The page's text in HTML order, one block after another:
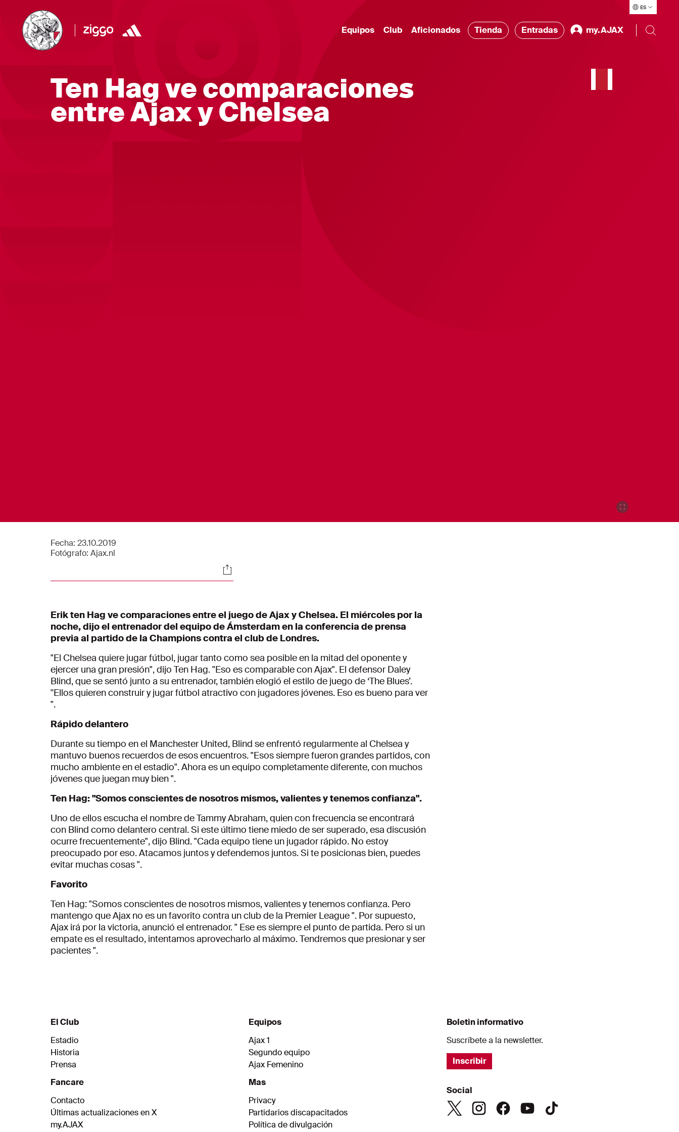
ES
Equipos Club Aficionados Tienda Entradas my.AJAX
Ten Hag ve comparaciones
entre Ajax y Chelsea
Fecha: 23.10.2019
Fotógrafo: Ajax.nl
Sociales
Erik ten Hag ve comparaciones entre el juego de Ajax y Chelsea. El miércoles por la
noche, dijo el entrenador del equipo de Ámsterdam en la conferencia de prensa
previa al partido de la Champions contra el club de Londres.
"El Chelsea quiere jugar fútbol, jugar tanto como sea posible en la mitad del oponente y
ejercer una gran presión", dijo Ten Hag. "Eso es comparable con Ajax". El defensor Daley
Blind, que se sentó junto a su entrenador, también elogió el estilo de juego de ‘The Blues’.
''Ellos quieren construir y jugar fútbol atractivo con jugadores jóvenes. Eso es bueno para ver
".
Rápido delantero
Durante su tiempo en el Manchester United, Blind se enfrentó regularmente al Chelsea y
mantuvo buenos recuerdos de esos encuentros. "Esos siempre fueron grandes partidos, con
mucho ambiente en el estadio". Ahora es un equipo completamente diferente, con muchos
jóvenes que juegan muy bien ".
Ten Hag: "Somos conscientes de nosotros mismos, valientes y tenemos confianza".
Uno de ellos escucha el nombre de Tammy Abraham, quien con frecuencia se encontrará
con Blind como delantero central. Si este último tiene miedo de ser superado, esa discusión
ocurre frecuentemente", dijo Blind. "Cada equipo tiene un jugador rápido. No estoy
preocupado por eso. Atacamos juntos y defendemos juntos. Si te posicionas bien, puedes
evitar muchas cosas ".
Favorito
Ten Hag: "Somos conscientes de nosotros mismos, valientes y tenemos confianza. Pero
mantengo que Ajax no es un favorito contra un club de la Premier League ". Por supuesto,
Ajax irá por la victoria, anunció el entrenador. " Ese es siempre el punto de partida. Pero si un
empate es el resultado, intentamos aprovecharlo al máximo. Tendremos que presionar y ser
pacientes ".
El Club
Estadio
Historia
Prensa
Fancare
Contacto
Últimas actualizaciones en X
my.AJAX
Equipos
Ajax 1
Segundo equipo
Ajax Femenino
Mas
Privacy
Partidarios discapacitados
Política de divulgación
Boletin informativo
Suscríbete a la newsletter.
Inscribir
Social